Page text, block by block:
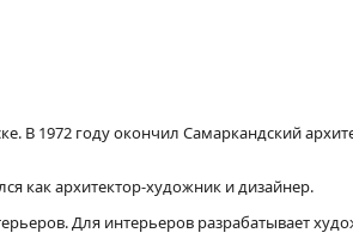
В 1972 году окончил Самаркандский
как архитектор-художник и дизайнер.
Для интерьеров разрабатывает